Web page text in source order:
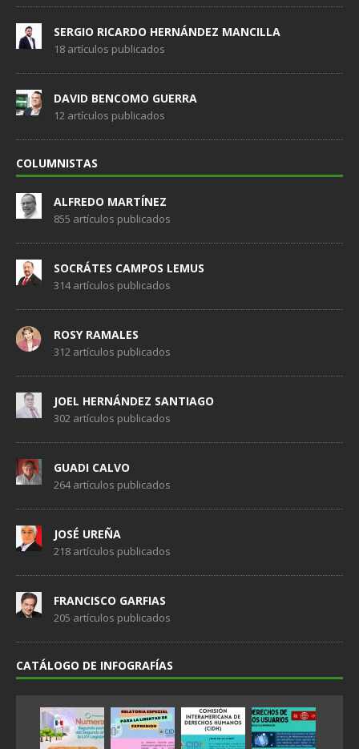
SERGIO RICARDO HERNÁNDEZ MANCILLA
18 artículos publicados
DAVID BENCOMO GUERRA
12 artículos publicados
COLUMNISTAS
ALFREDO MARTÍNEZ
855 artículos publicados
SOCRÁTES CAMPOS LEMUS
314 artículos publicados
ROSY RAMALES
312 artículos publicados
JOEL HERNÁNDEZ SANTIAGO
302 artículos publicados
GUADI CALVO
264 artículos publicados
JOSÉ UREÑA
218 artículos publicados
FRANCISCO GARFIAS
205 artículos publicados
CATÁLOGO DE INFOGRAFÍAS